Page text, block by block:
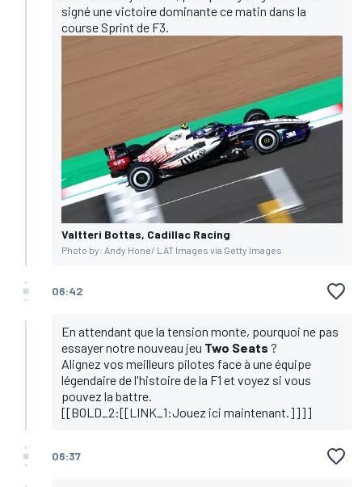
signé une victoire dominante ce matin dans la
course Sprint de F3.
Valtteri Bottas, Cadillac Racing
Photo by: Andy Hone/ LAT Images via Getty Images
06:42
En attendant que la tension monte, pourquoi ne pas
essayer notre nouveau jeu Two Seats ?
Alignez vos meilleurs pilotes face à une équipe
légendaire de l'histoire de la F1 et voyez si vous
pouvez la battre.
[[BOLD_2:[[LINK_1:Jouez ici maintenant.]]]]
06:37